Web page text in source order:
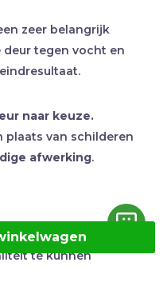
zeer belangrijk
tegen vocht en
naar keuze.
plaats van schilderen
afwerking.
met een voorlak af.
te kunnen